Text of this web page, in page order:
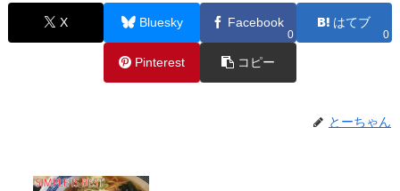
X Bluesky Facebook
0
はてブ
0
Pinterest コピー
とーちゃん